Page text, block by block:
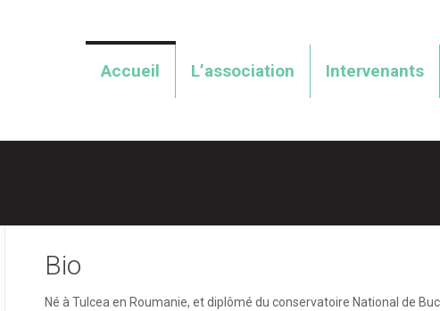
Accueil L’association Intervenants
Bio
Né à Tulcea en Roumanie, et diplômé du conservatoire National de